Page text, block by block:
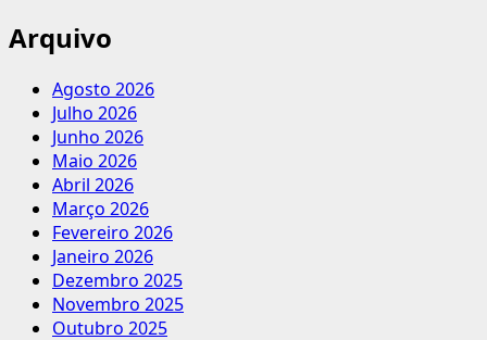
Arquivo
Agosto 2026
Julho 2026
Junho 2026
Maio 2026
Abril 2026
Março 2026
Fevereiro 2026
Janeiro 2026
Dezembro 2025
Novembro 2025
Outubro 2025